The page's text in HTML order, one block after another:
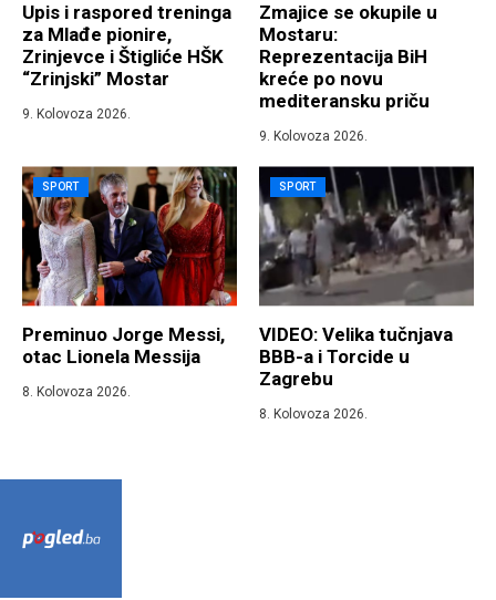
​Upis i raspored treninga
za Mlađe pionire,
Zrinjevce i Štigliće HŠK
“Zrinjski” Mostar
9. Kolovoza 2026.
Zmajice se okupile u
Mostaru:
Reprezentacija BiH
kreće po novu
mediteransku priču
9. Kolovoza 2026.
SPORT
Preminuo Jorge Messi,
otac Lionela Messija
8. Kolovoza 2026.
SPORT
VIDEO: Velika tučnjava
BBB-a i Torcide u
Zagrebu
8. Kolovoza 2026.